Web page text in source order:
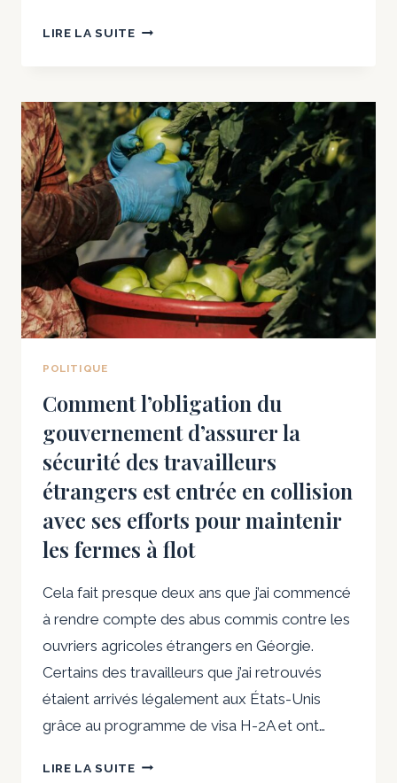
LIRE LA SUITE5
PLUS
GRAND
PROPRIÉTAIRE
LAIT
CRU
D’AMÉRIQUE
POLITIQUE
Comment l’obligation du
gouvernement d’assurer la
sécurité des travailleurs
étrangers est entrée en collision
avec ses efforts pour maintenir
les fermes à flot
Cela fait presque deux ans que j’ai commencé
à rendre compte des abus commis contre les
ouvriers agricoles étrangers en Géorgie.
Certains des travailleurs que j’ai retrouvés
étaient arrivés légalement aux États-Unis
grâce au programme de visa H-2A et ont…
LIRE LA SUITECOMMENT